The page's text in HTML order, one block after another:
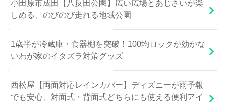
小田原市成田【八反田公園】広い広場とあじさいが楽
しめる、のびのび走れる地域公園
1歳半が冷蔵庫・食器棚を突破！100均ロックが効かな
いわが家のイタズラ対策グッズ
西松屋【両面対応レインカバー】ディズニーが雨予報
でも安心、対面式・背面式どちらにも使える便利アイ